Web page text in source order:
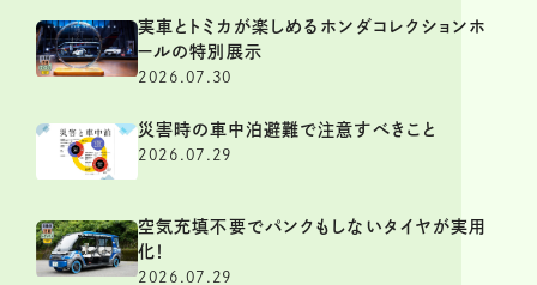
実車とトミカが楽しめるホンダコレクションホ
ールの特別展示
2026.07.30
災害時の車中泊避難で注意すべきこと
2026.07.29
空気充填不要でパンクもしないタイヤが実用
化！
2026.07.29